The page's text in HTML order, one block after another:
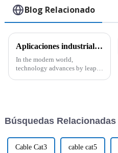
Fibra Interior, Cable
De Fibra Óptica,
Cable De Fibra
Óptica Interior,
cable de fibra óptica
solo, cable óptico,
fibra de cable
óptico,fibra óptica
Blog Relacionado
Aplicaciones industriales de los cables CAT6A CAT7 y CAT8 y sus características técnicas
In the modern world,
technology advances by leaps
Búsquedas Relacionadas
Cable Cat3 cable cat5